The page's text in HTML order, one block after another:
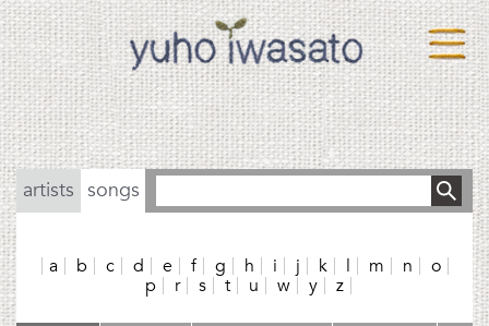
artists songs
a b c d e f g h i j k l m n
o
p
r s t u w y z